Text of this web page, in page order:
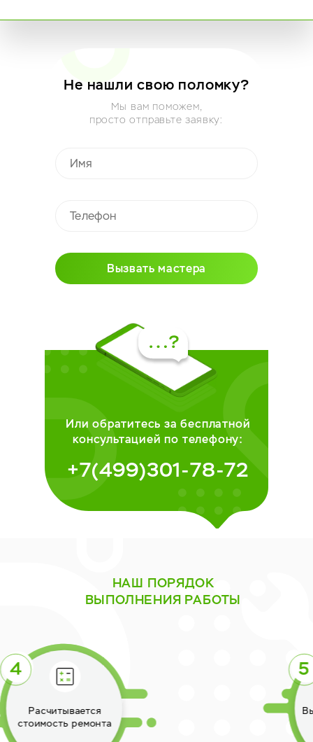
Не нашли свою поломку?
Мы вам поможем,
просто отправьте заявку:
Вызвать мастера
Или обратитесь за бесплатной
консультацией по телефону:
+7(499)301-78-72
НАШ ПОРЯДОК
ВЫПОЛНЕНИЯ РАБОТЫ
техники